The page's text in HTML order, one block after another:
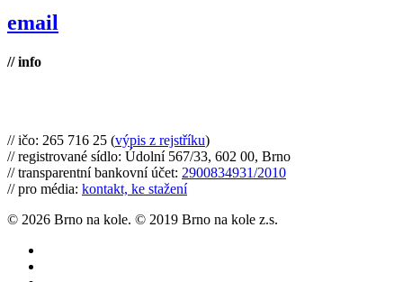
email
// info
// ičo: 265 716 25 (výpis z rejstříku)
// registrované sídlo: Údolní 567/33, 602 00, Brno
// transparentní bankovní účet: 2900834931/2010
// pro média: kontakt, ke stažení
© 2026 Brno na kole. © 2019 Brno na kole z.s.